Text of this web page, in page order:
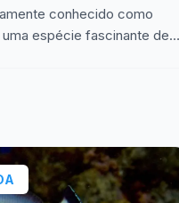
conhecido como
espécie fascinante de